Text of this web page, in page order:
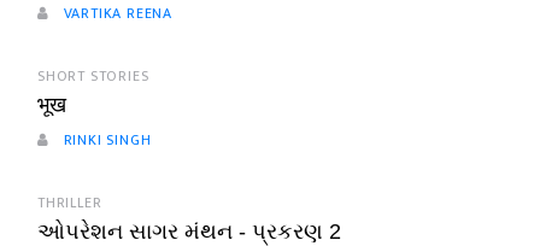
VARTIKA REENA
SHORT STORIES
भूख
RINKI SINGH
THRILLER
ઓપરેશન સાગર મંથન - પ્રકરણ 2